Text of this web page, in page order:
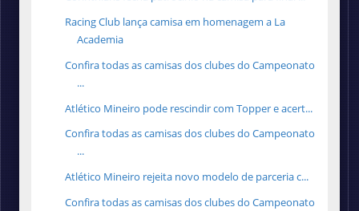
Racing Club lança camisa em homenagem a La
Academia
Confira todas as camisas dos clubes do Campeonato
...
Atlético Mineiro pode rescindir com Topper e acert...
Confira todas as camisas dos clubes do Campeonato
...
Atlético Mineiro rejeita novo modelo de parceria c...
Confira todas as camisas dos clubes do Campeonato